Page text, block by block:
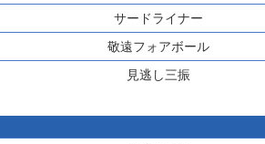
サードライナー
敬遠フォアボール
見逃し三振